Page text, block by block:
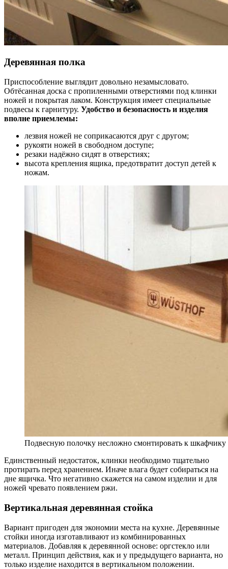
Деревянная полка
Приспособление выглядит довольно незамысловато.
Обтёсанная доска с пропиленными отверстиями под клинки
ножей и покрытая лаком. Конструкция имеет специальные
подвесы к гарнитуру. Удобство и безопасность и изделия
вполне приемлемы:
лезвия ножей не соприкасаются друг с другом;
рукояти ножей в свободном доступе;
резаки надёжно сидят в отверстиях;
высота крепления ящика, предотвратит доступ детей к
ножам.
Подвесную полочку несложно смонтировать к шкафчику
Единственный недостаток, клинки необходимо тщательно
протирать перед хранением. Иначе влага будет собираться на
дне ящичка. Что негативно скажется на самом изделии и для
ножей чревато появлением ржи.
Вертикальная деревянная стойка
Вариант пригоден для экономии места на кухне. Деревянные
стойки иногда изготавливают из комбинированных
материалов. Добавляя к деревянной основе: оргстекло или
металл. Принцип действия, как и у предыдущего варианта, но
только изделие находится в вертикальном положении.